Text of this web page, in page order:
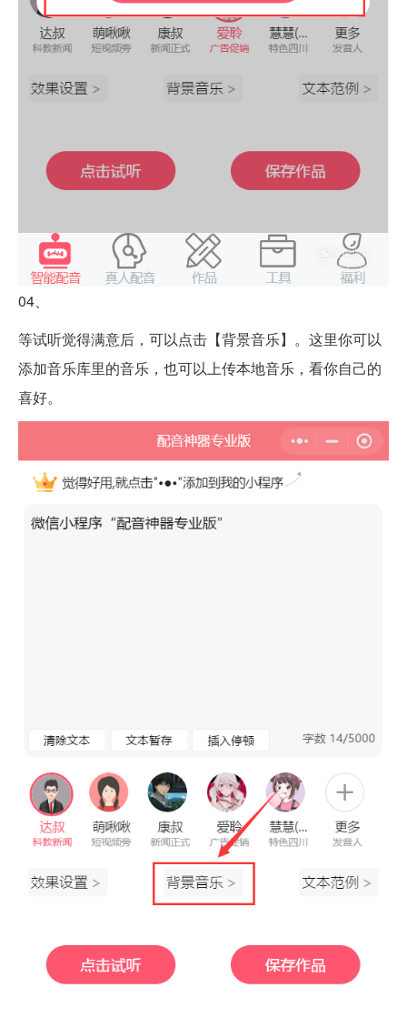
04、
等试听觉得满意后，可以点击【背景音乐】。这里你可以
添加音乐库里的音乐，也可以上传本地音乐，看你自己的
喜好。